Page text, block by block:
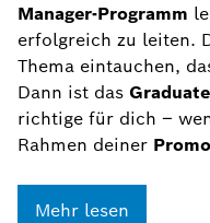
Manager-Programm
erfolgreich zu leiten.
Thema eintauchen,
Dann ist das
richtige für dich –
Rahmen deiner
Mehr lesen